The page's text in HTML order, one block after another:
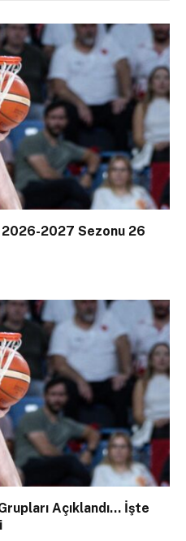
2027 Sezonu 26
Açıklandı… İşte